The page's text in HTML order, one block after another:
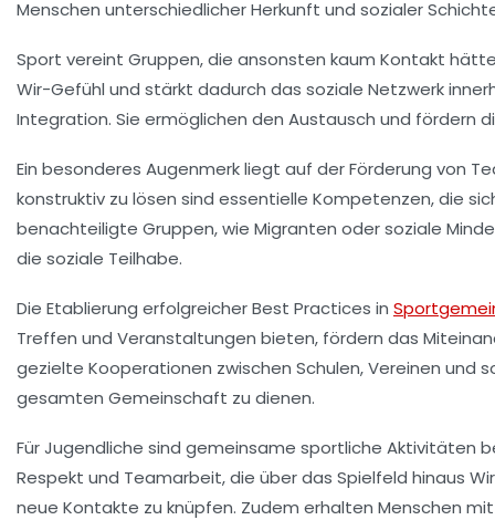
Menschen unterschiedlicher Herkunft und sozialer
Sport vereint Gruppen, die ansonsten kaum Kontakt
Wir-Gefühl und stärkt dadurch das soziale Netzwerk
Integration. Sie ermöglichen den Austausch und fördern
Ein besonderes Augenmerk liegt auf der Förderung von
konstruktiv zu lösen sind essentielle Kompetenzen, die
benachteiligte Gruppen, wie Migranten oder soziale
die soziale Teilhabe.
Die Etablierung erfolgreicherBest Practices in
Treffen und Veranstaltungen bieten, fördern das
gezielte Kooperationen zwischen Schulen, Vereinen und
gesamten Gemeinschaft zu dienen.
FürJugendliche sind gemeinsame sportliche Aktivitäten
Respekt und Teamarbeit, die über das Spielfeld hinaus
neue Kontakte zu knüpfen. Zudem erhalten Menschen